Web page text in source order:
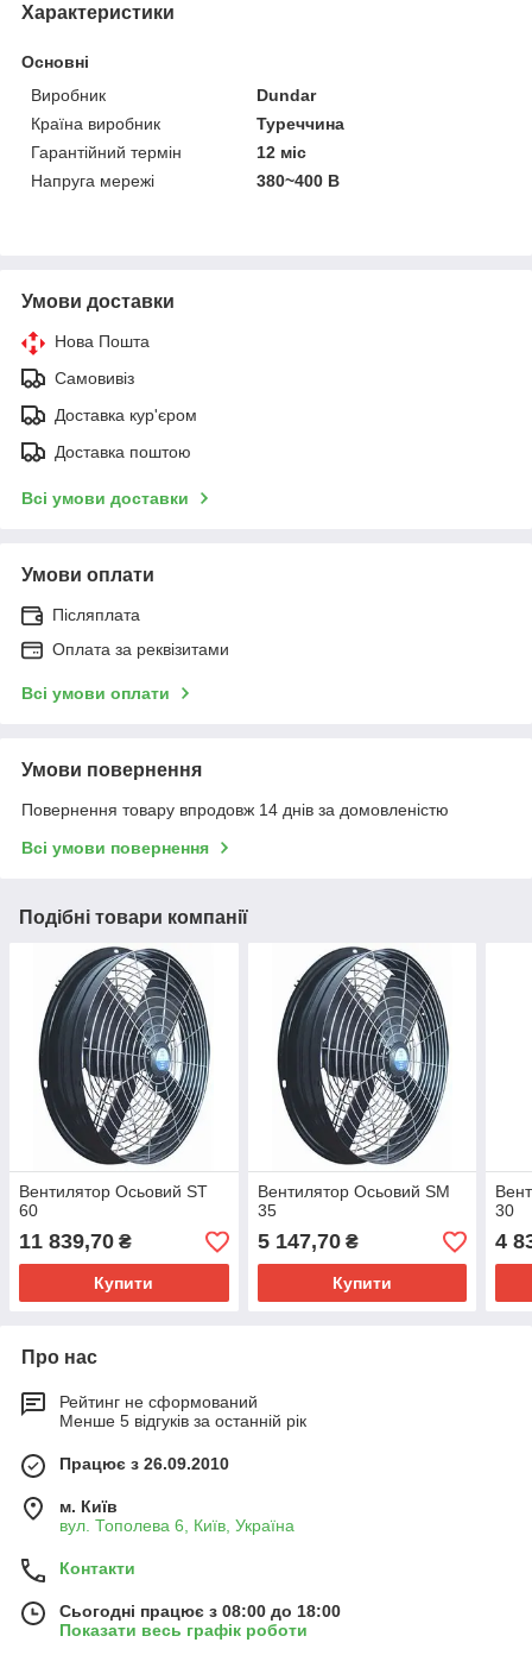
Характеристики
Основні
Виробник
Dundar
Країна виробник
Туреччина
Гарантійний термін
12 міс
Напруга мережі
380~400 В
Умови доставки
Нова Пошта
Самовивіз
Доставка кур'єром
Доставка поштою
Всі умови доставки
Умови оплати
Післяплата
Оплата за реквізитами
Всі умови оплати
Умови повернення
Повернення товару впродовж 14 днів за домовленістю
Всі умови повернення
Подібні товари компанії
Вентилятор Осьовий ST
60
11 839,70 ₴
Купити
Вентилятор Осьовий SM
35
5 147,70₴
Купити
30
4
Про нас
Рейтинг не сформований
Менше 5 відгуків за останній рік
Працює з 26.09.2010
м. Київ
вул. Тополева 6, Київ, Україна
Контакти
Сьогодні працює з 08:00 до 18:00
Показати весь графік роботи